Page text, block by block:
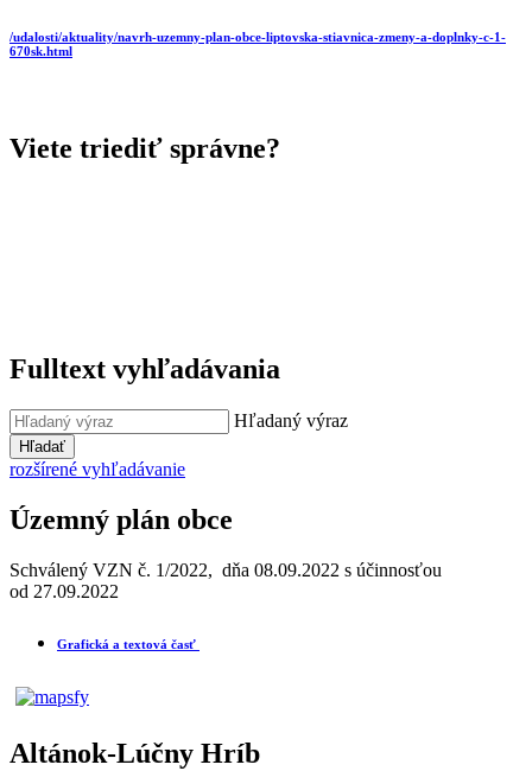
/udalosti/aktuality/navrh-uzemny-plan-obce-liptovska-stiavnica-zmeny-a-doplnky-c-1-
670sk.html
Viete triediť správne?
Fulltext vyhľadávania
Hľadaný výraz
Hľadať
rozšírené vyhľadávanie
Územný plán obce
Schválený VZN č. 1/2022, dňa 08.09.2022 s účinnosťou
od 27.09.2022
Grafická a textová časť
Altánok-Lúčny Hríb